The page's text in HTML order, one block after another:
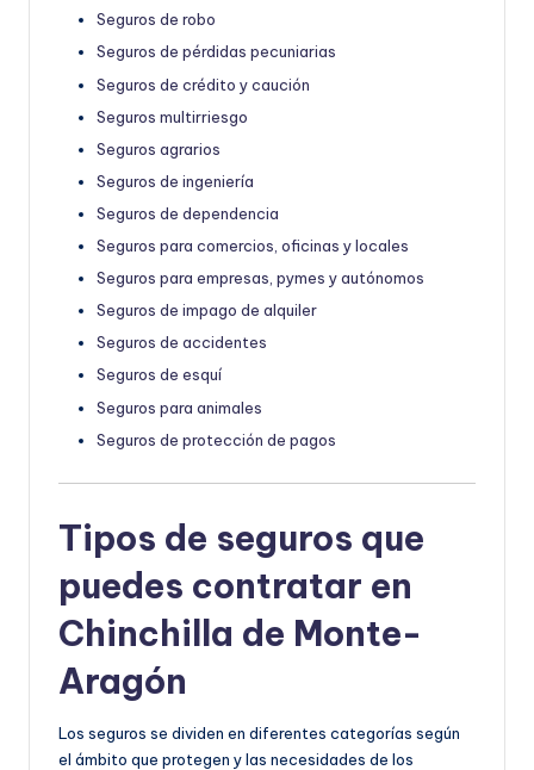
Seguros de robo
Seguros de pérdidas pecuniarias
Seguros de crédito y caución
Seguros multirriesgo
Seguros agrarios
Seguros de ingeniería
Seguros de dependencia
Seguros para comercios, oficinas y locales
Seguros para empresas, pymes y autónomos
Seguros de impago de alquiler
Seguros de accidentes
Seguros de esquí
Seguros para animales
Seguros de protección de pagos
Tipos de seguros que
puedes contratar en
Chinchilla de Monte-
Aragón
Los seguros se dividen en diferentes categorías según
el ámbito que protegen y las necesidades de los